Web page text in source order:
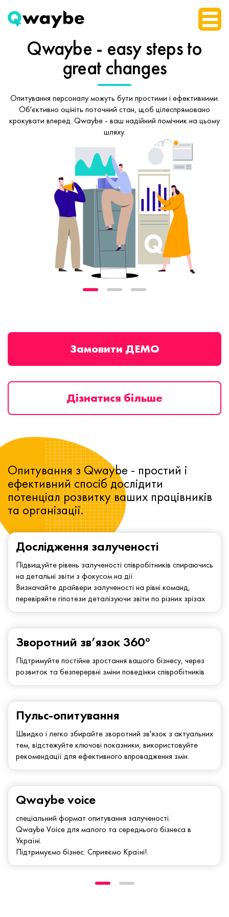
Qwaybe - easy stepsto
great changes
Опитування персоналу можуть бути простими і ефективними.
Об'єктивно оцініть поточний стан, щоб цілеспрямовано
крокувати вперед. Qwaybe - ваш надійний помічник на цьому
шляху.
Замовити ДЕМО
Дізнатися більше
Дослідження залученості
Підвищуйте рівень залученості співробітників спираючись
на детальні звіти з фокусом на дії.
Визначайте драйвери залученості на рівні команд,
перевіряйте гіпотези деталізуючи звіти по різних зрізах
Зворотний зв’язок 360°
Підтримуйте постійне зростання вашого бізнесу, через
розвиток та безперервні зміни поведінки співробітників
Опитування з Qwaybe - простий і
ефективний спосіб дослідити
потенціал розвитку ваших працівників
та організації.
Qwaybe voice
спеціальний формат опитування залученості.
Qwaybe Voice для малого та середнього бізнеса в
Україні.
Підтримуємо бізнес. Сприяємо Країні!.
Пульс-опитування
Швидко і легко збирайте зворотний зв'язок з актуальних
тем, відстежуйте ключові показники, використовуйте
рекомендації для ефективного впровадження змін.